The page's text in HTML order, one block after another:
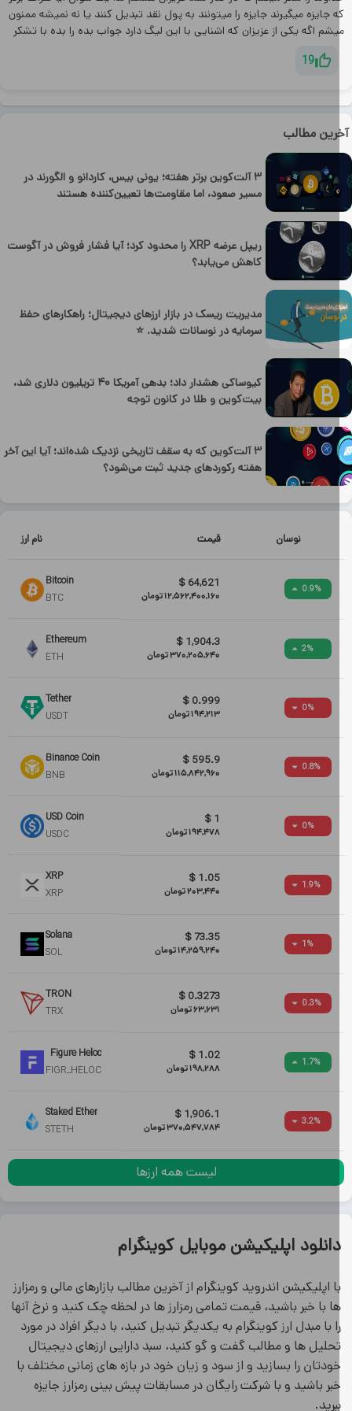
مطالب
۳ آلت‌کوین برتر هفته؛ یونی بیس، کاردانو و الگورند در
مسیر صعود، اما مقاومت‌ها تعیین‌کننده هستند
ریپل عرضه XRP را محدود کرد؛ آیا فشار فروش در آگوست
کاهش می‌یابد؟
مدیریت ریسک در بازار ارزهای دیجیتال؛ راهکارهای حفظ
سرمایه در نوسانات شدید. ⭐
کیوساکی هشدار داد؛ بدهی آمریکا ۴۰ تریلیون دلاری شد،
بیت‌کوین و طلا در کانون توجه
۳ آلت‌کوین که به سقف تاریخی نزدیک شده‌اند؛ آیا این آخر
هفته رکوردهای جدید ثبت می‌شود؟
نوسان قیمت نام ارز
0.9
64,621
$
12,562,400,160تومان
Bitcoin
BTC
1,904.3
$
370,205,640تومان
Ethereum
ETH
0.999
$
194,213تومان
Tether
USDT
0.8
595.9
$
115,842,960تومان
Binance Coin
BNB
$
194,478تومان
USD Coin
USDC
1.9
1.05
$
203,440تومان
XRP
XRP
73.35
$
14,259,240تومان
Solana
SOL
0.3
0.3273
$
63,631تومان
TRON
TRX
1.7
1.02
$
198,288تومان
Figure Heloc
FIGR_HELOC
3.2
1,906.1
$
370,547,784تومان
Staked Ether
STETH
لیست همه ارزها
جایزه میگیرند جايزه را میتونند به پول نقد تبدیل کنند یا نه نمیشه ممنون
اگه یکی از عزیزان که اشنایی با این لیگ دارد جواب بده را بده با تشکر
19
اپلیکیشن موبایل کوینگرام
اپلیکیشن اندروید کوینگرام از آخرین مطالب بازارهای مالی و رمزارز
با خبر باشید، قیمت تمامی رمزارز ها در لحظه چک کنید و نرخ آنها
با مبدل ارز کوینگرام به یکدیگر تبدیل کنید، با دیگر افراد در مورد
ها و مطالب گفت و گو کنید، سبد دارایی ارزهای دیجیتال
را بسازید و از سود و زیان خود در بازه های زمانی مختلف با
باشید و با شرکت رایگان در مسابقات پیش بینی رمزارز جایزه